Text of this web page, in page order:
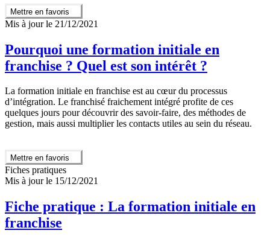
Mettre en favoris
Mis à jour le 21/12/2021
Pourquoi une formation initiale en
franchise ? Quel est son intérêt ?
La formation initiale en franchise est au cœur du processus
d’intégration. Le franchisé fraichement intégré profite de ces
quelques jours pour découvrir des savoir-faire, des méthodes de
gestion, mais aussi multiplier les contacts utiles au sein du réseau.
Mettre en favoris
Fiches pratiques
Mis à jour le 15/12/2021
Fiche pratique : La formation initiale en
franchise